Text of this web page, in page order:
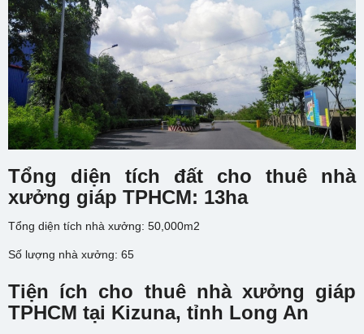
Tổng diện tích đất cho thuê nhà
xưởng giáp TPHCM: 13ha
Tổng diện tích nhà xưởng: 50,000m2
Số lượng nhà xưởng: 65
Tiện ích cho thuê nhà xưởng giáp
TPHCM tại Kizuna, tỉnh Long An